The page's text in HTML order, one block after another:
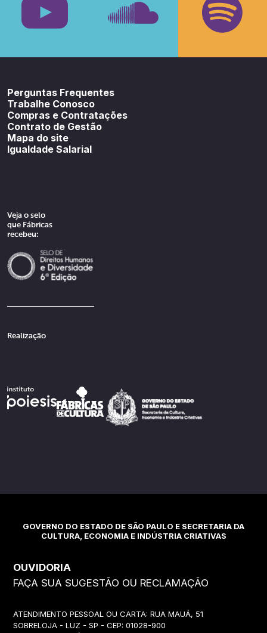
Perguntas Frequentes
Trabalhe Conosco
Compras e Contratações
Contrato de Gestão
Mapa do site
Igualdade Salarial
Veja o selo
que Fábricas
recebeu:
Realização
GOVERNO DO ESTADO DE SÃO PAULO E SECRETARIA DA
CULTURA, ECONOMIA E INDÚSTRIA CRIATIVAS
OUVIDORIA
FAÇA SUA SUGESTÃO OU RECLAMAÇÃO
ATENDIMENTO PESSOAL OU CARTA: RUA MAUÁ, 51
SOBRELOJA - LUZ - SP - CEP: 01028-900